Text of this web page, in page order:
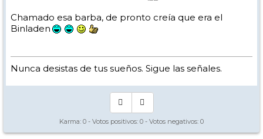
Chamado esa barba, de pronto creía que era el
Binladen
Nunca desistas de tus sueños. Sigue las señales.
Karma: 0 - Votos positivos: 0 - Votos negativos: 0